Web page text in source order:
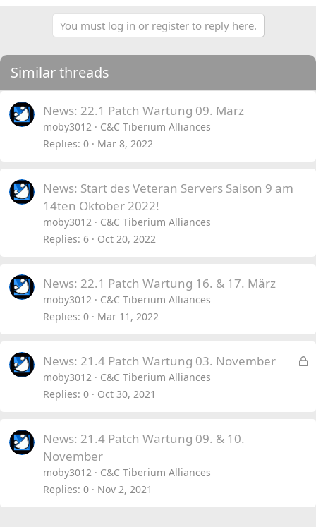
You must log in or register to reply here.
Similar threads
News: 22.1 Patch Wartung 09. März
moby3012
C&C Tiberium Alliances
Replies 0 Mar 8, 2022
News: Start des Veteran Servers Saison 9 am
14ten Oktober 2022!
moby3012
C&C Tiberium Alliances
Replies 6 Oct 20, 2022
News: 22.1 Patch Wartung 16. & 17. März
moby3012
C&C Tiberium Alliances
Replies 0 Mar 11, 2022
L
News: 21.4 Patch Wartung 03. November
moby3012
C&C Tiberium Alliances
Replies 0 Oct 30, 2021
News: 21.4 Patch Wartung 09. & 10.
November
moby3012
C&C Tiberium Alliances
Replies 0 Nov 2, 2021